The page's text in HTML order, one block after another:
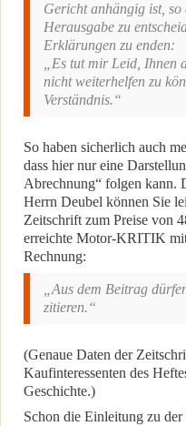
Gericht anhängig ist, so
Herausgabe zu
Erklärungen zu enden:
„Es tut mir Leid, Ihnen
nicht weiterhelfen zu
Verständnis.“
So haben sicherlich auch
dass hier nur eine
Abrechnung“ folgen kann.
Herrn Deubel können Sie
Zeitschrift zum Preise von
erreichte Motor-KRITIK
Rechnung:
„Aus dem Beitrag
zitieren.“
(Genaue Daten der
Kaufinteressenten des
Geschichte.)
Schon die Einleitung zu